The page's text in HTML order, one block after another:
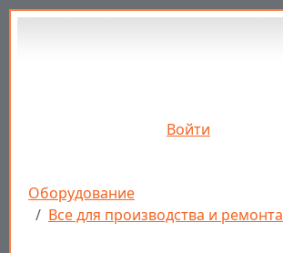
Перейти к основному содержанию
Войти
Строка навигации
Оборудование
Все для производства и ремонта